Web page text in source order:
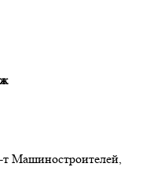
т Машиностроителей,